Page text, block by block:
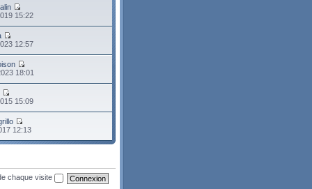
15:22
12:57
18:01
15:09
12:13
chaque visite